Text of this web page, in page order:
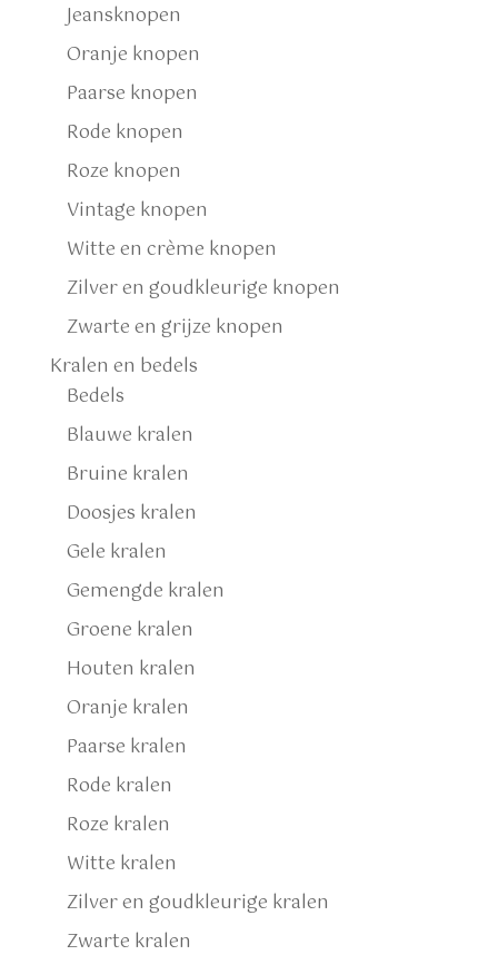
Jeansknopen
Oranje knopen
Paarse knopen
Rode knopen
Roze knopen
Vintage knopen
Witte en crème knopen
Zilver en goudkleurige knopen
Zwarte en grijze knopen
Kralen en bedels
Bedels
Blauwe kralen
Bruine kralen
Doosjes kralen
Gele kralen
Gemengde kralen
Groene kralen
Houten kralen
Oranje kralen
Paarse kralen
Rode kralen
Roze kralen
Witte kralen
Zilver en goudkleurige kralen
Zwarte kralen